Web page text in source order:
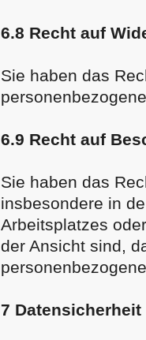
6.8 Recht auf
Sie haben das
6.9 Recht auf
Sie haben das
insbesondere in
Arbeitsplatzes
der Ansicht sind,
7 Datensicherheit